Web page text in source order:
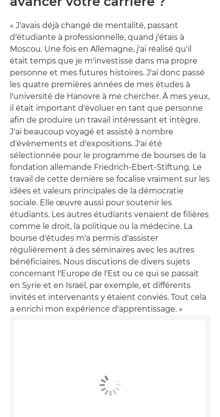
« J'avais déjà changé de mentalité, passant
d'étudiante à professionnelle, quand j'étais à
Moscou. Une fois en Allemagne, j'ai réalisé qu'il
était temps que je m'investisse dans ma propre
personne et mes futures histoires. J'ai donc passé
les quatre premières années de mes études à
l'université de Hanovre à me chercher. À mes yeux,
il était important d'évoluer en tant que personne
afin de produire un travail intéressant et intègre.
J'ai beaucoup voyagé et assisté à nombre
d'évènements et d'expositions. J'ai été
sélectionnée pour le programme de bourses de la
fondation allemande Friedrich-Ebert-Stiftung. Le
travail de cette dernière se focalise vraiment sur les
idées et valeurs principales de la démocratie
sociale. Elle œuvre aussi pour soutenir les
étudiants. Les autres étudiants venaient de filières
comme le droit, la politique ou la médecine. La
bourse d'études m'a permis d'assister
régulièrement à des séminaires avec les autres
bénéficiaires. Nous discutions de divers sujets
concernant l'Europe de l'Est ou ce qui se passait
en Syrie et en Israël, par exemple, et différents
invités et intervenants y étaient conviés. Tout cela
a enrichi mon expérience d'apprentissage. »